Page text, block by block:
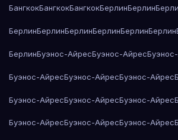
БангкокБангкокБангкокБерлинБерлин
БерлинБерлинБерлинБерлинБерлинБерлин
БерлинБуэнос-АйресБуэнос-Айрес
Буэнос-АйресБуэнос-АйресБуэнос-Айрес
Буэнос-АйресБуэнос-АйресБуэнос-Айрес
Буэнос-АйресБуэнос-АйресБуэнос-Айрес